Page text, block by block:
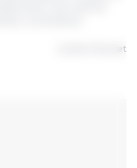
tener una cosecha
comentarios.
Guillem Burset